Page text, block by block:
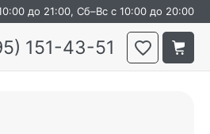
до 21:00, Сб–Вс с 10:00 до 20:00
151-43-51